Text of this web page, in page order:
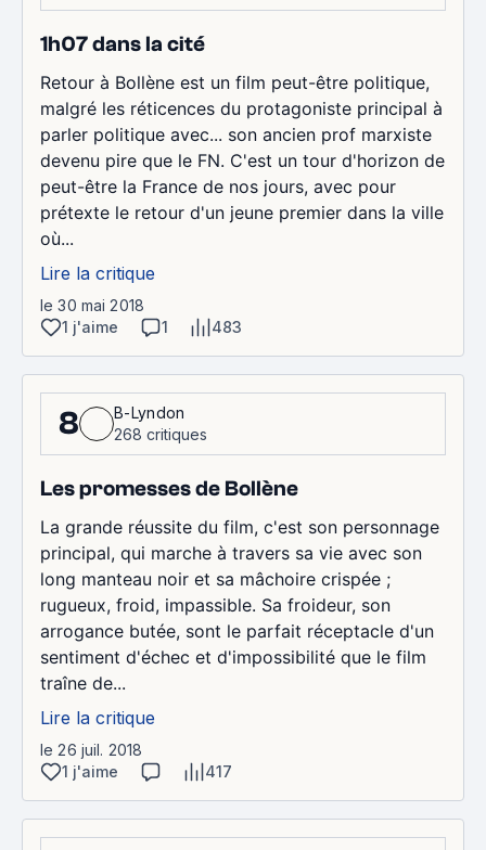
1h07 dans la cité
Retour à Bollène est un film peut-être politique,
malgré les réticences du protagoniste principal à
parler politique avec... son ancien prof marxiste
devenu pire que le FN. C'est un tour d'horizon de
peut-être la France de nos jours, avec pour
prétexte le retour d'un jeune premier dans la ville
où...
Lire la critique
le 30 mai 2018
1 j'aime
1 483
8
B-Lyndon
268 critiques
Les promesses de Bollène
La grande réussite du film, c'est son personnage
principal, qui marche à travers sa vie avec son
long manteau noir et sa mâchoire crispée ;
rugueux, froid, impassible. Sa froideur, son
arrogance butée, sont le parfait réceptacle d'un
sentiment d'échec et d'impossibilité que le film
traîne de...
Lire la critique
le 26 juil. 2018
1 j'aime
417